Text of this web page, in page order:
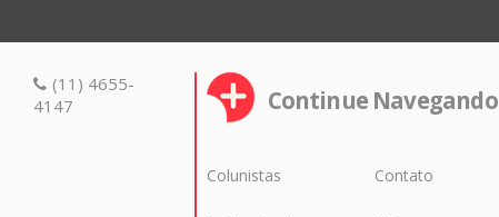
(11) 4655-
4147
Continue Navegando
Colunistas Contato